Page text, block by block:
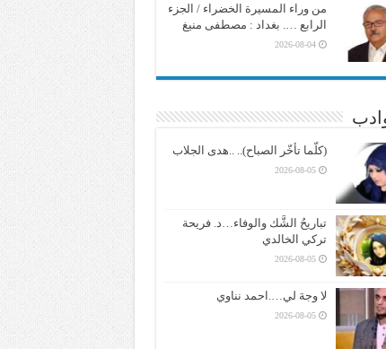
من وراء المسيرة الخضراء / الجزء
الرابع …. بغداد : مصطفى منيغ
2026-08-04
(كلّما تأخّر الصباح).. ..هدى الجلاب
2026-08-05
تباريحُ الشَّك والوفاء…د. فريحة
تركي الخالدي
2026-08-05
لا وجهَ لي….احمد نناوي
2026-08-05